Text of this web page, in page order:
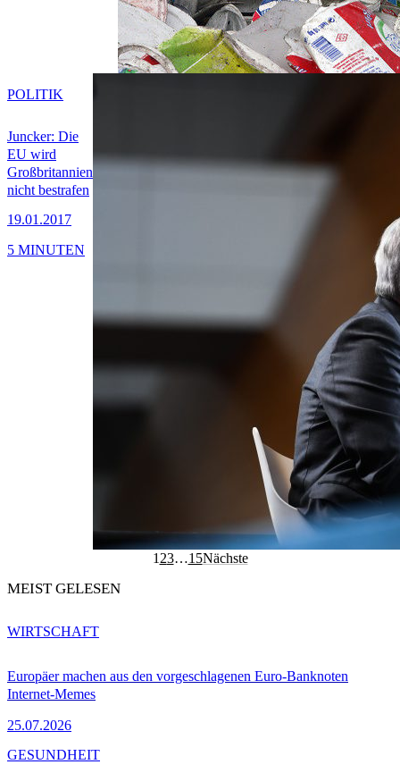
Juncker: Die
EU wird
Großbritannien
nicht bestrafen
19.01.2017
POLITIK
5 MINUTEN
1 23…15Nächste
MEIST GELESEN
Europäer machen aus den vorgeschlagenen Euro-Banknoten
Internet-Memes
25.07.2026
WIRTSCHAFT
GESUNDHEIT